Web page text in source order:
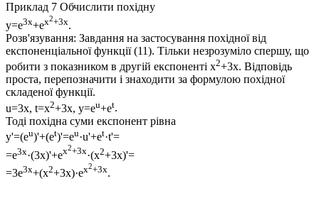
Приклад 7 Обчислити похідну
y=e3x+ex2+3x.
Розв'язування: Завдання на застосування похідної від
експоненціальної функції (11). Тільки незрозуміло спершу, що
робити з показником в другій експоненті x2+3x. Відповідь
проста, перепозначити і знаходити за формулою похідної
складеної функції.
u=3x, t=x2+3x, y=eu+et.
Тоді похідна суми експонент рівна
y'=(eu)'+(et)'=eu·u'+et·t'=
=e3x·(3x)'+ex2+3x·(x2+3x)'=
=3e3x+(x2+3x)·ex2+3x.